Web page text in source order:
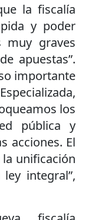
la fiscalía
y poder
muy graves
apuestas”.
importante
los
pública y
acciones. El
unificación
integral”,